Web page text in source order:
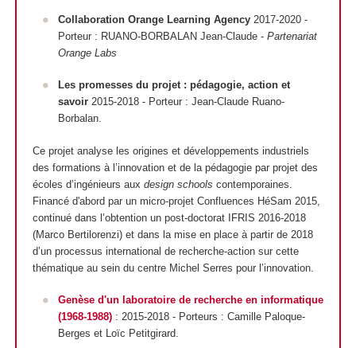
Collaboration Orange Learning Agency 2017-2020 -
Porteur : RUANO-BORBALAN Jean-Claude - Partenariat
Orange Labs
Les promesses du projet : pédagogie, action et
savoir 2015-2018 - Porteur : Jean-Claude Ruano-
Borbalan.
Ce projet analyse les origines et développements industriels
des formations à l’innovation et de la pédagogie par projet des
écoles d’ingénieurs aux design schools contemporaines.
Financé d'abord par un micro-projet Confluences HéSam 2015,
continué dans l’obtention un post-doctorat IFRIS 2016-2018
(Marco Bertilorenzi) et dans la mise en place à partir de 2018
d’un processus international de recherche-action sur cette
thématique au sein du centre Michel Serres pour l’innovation.
Genèse d'un laboratoire de recherche en informatique
(1968-1988) : 2015-2018 - Porteurs : Camille Paloque-
Berges et Loïc Petitgirard.